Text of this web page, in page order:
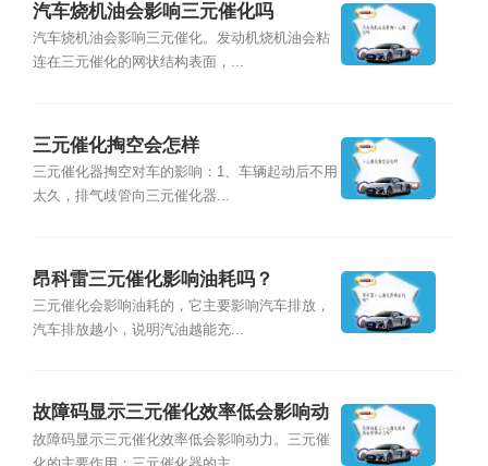
汽车烧机油会影响三元催化吗
汽车烧机油会影响三元催化。发动机烧机油会粘
连在三元催化的网状结构表面，...
三元催化掏空会怎样
三元催化器掏空对车的影响：1、车辆起动后不用
太久，排气歧管向三元催化器...
昂科雷三元催化影响油耗吗？
三元催化会影响油耗的，它主要影响汽车排放，
汽车排放越小，说明汽油越能充...
故障码显示三元催化效率低会影响动
力吗？
故障码显示三元催化效率低会影响动力。三元催